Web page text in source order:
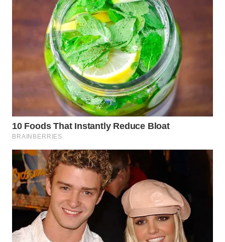
WAHANA
INFRASTRUKTUR
WAHANA
KONSUMEN
LISTRIK
WAHANA
TRAVEL
WAHANA
TV
WAHANANEWS
ID
WAHANANEWS